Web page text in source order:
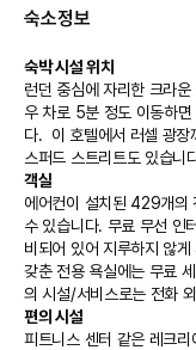
숙소정보
숙박 시설 위치
런던 중심에 자리한 크라
우 차로 5분 정도 이동하면
다.  이 호텔에서 러셀 광
스퍼드 스트리트도 있습니
객실
에어컨이 설치된 429개의
수 있습니다. 무료 무선 인
비되어 있어 지루하지 않
갖춘 전용 욕실에는 무료
의 시설/서비스로는 전화
편의 시설
피트니스 센터 같은 레크